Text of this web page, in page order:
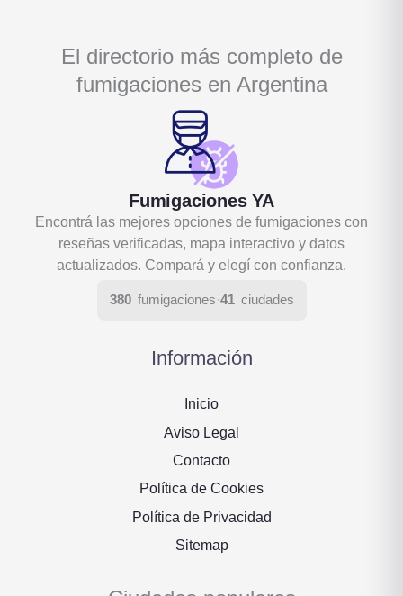
El directorio más completo de
fumigaciones en Argentina
Fumigaciones YA
Encontrá las mejores opciones de fumigaciones con
reseñas verificadas, mapa interactivo y datos
actualizados. Compará y elegí con confianza.
380 fumigaciones·41 ciudades
Información
Inicio
Aviso Legal
Contacto
Política de Cookies
Política de Privacidad
Sitemap